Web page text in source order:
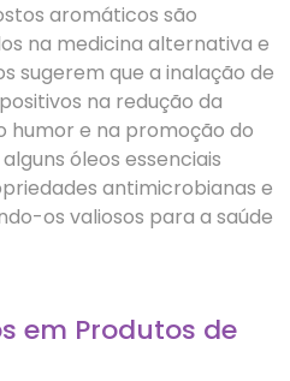
aromáticos são
na medicina alternativa e
sugerem que a inalação de
na redução da
humor e na promoção do
óleos essenciais
antimicrobianas e
os valiosos para a saúde
em Produtos de